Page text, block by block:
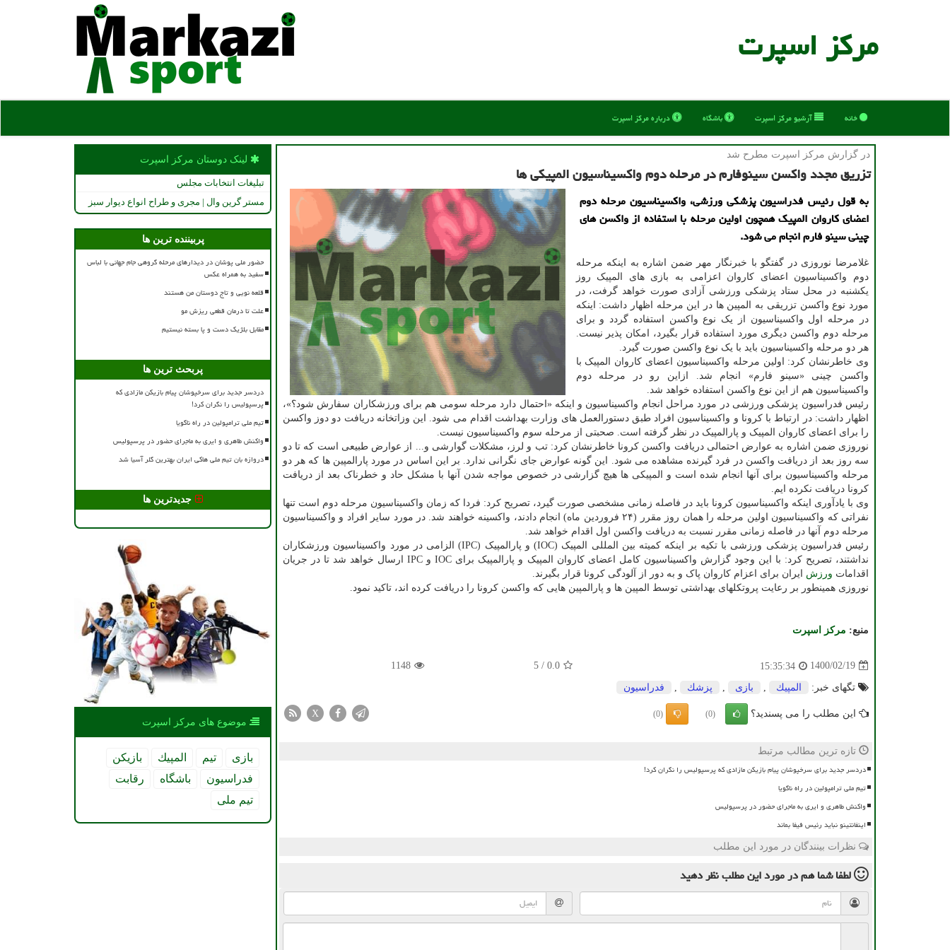
مركز اسپرت
خانه آرشیو مركز اسپرت باشگاه درباره مركز اسپرت
در گزارش مركز اسپرت مطرح شد
تزریق مجدد واكسن سینوفارم در مرحله دوم واكسیناسیون المپیكی ها
به قول رئیس فدراسیون پزشکی ورزشی، واکسیناسیون مرحله دوم
اعضای کاروان المپیک همچون اولین مرحله با استفاده از واکسن های
چینی سینو فارم انجام می شود.
غلامرضا نوروزی در گفتگو با خبرنگار مهر ضمن اشاره به اینکه مرحله
دوم واکسیناسیون اعضای کاروان اعزامی به بازی های المپیک روز
یکشنبه در محل ستاد پزشکی ورزشی آزادی صورت خواهد گرفت، در
مورد نوع واکسن تزریقی به المپین ها در این مرحله اظهار داشت: اینکه
در مرحله اول واکسیناسیون از یک نوع واکسن استفاده گردد و برای
مرحله دوم واکسن دیگری مورد استفاده قرار بگیرد، امکان پذیر نیست.
هر دو مرحله واکسیناسیون باید با یک نوع واکسن صورت گیرد.
وی خاطرنشان کرد: اولین مرحله واکسیناسیون اعضای کاروان المپیک با
واکسن چینی «سینو فارم» انجام شد. ازاین رو در مرحله دوم
واکسیناسیون هم از این نوع واکسن استفاده خواهد شد.
رئیس فدراسیون پزشکی ورزشی در مورد مراحل انجام واکسیناسیون و اینکه «احتمال دارد مرحله سومی هم برای ورزشکاران سفارش شود؟»،
اظهار داشت: در ارتباط با کرونا و واکسیناسیون افراد طبق دستورالعمل های وزارت بهداشت اقدام می شود. این وزاتخانه دریافت دو دوز واکسن
را برای اعضای کاروان المپیک و پارالمپیک در نظر گرفته است. صحبتی از مرحله سوم واکسیناسیون نیست.
نوروزی ضمن اشاره به عوارض احتمالی دریافت واکسن کرونا خاطرنشان کرد: تب و لرز، مشکلات گوارشی و... از عوارض طبیعی است که تا دو
سه روز بعد از دریافت واکسن در فرد گیرنده مشاهده می شود. این گونه عوارض جای نگرانی ندارد. بر این اساس در مورد پارالمپین ها که هر دو
مرحله واکسیناسیون برای آنها انجام شده است و المپیکی ها هیچ گزارشی در خصوص مواجه شدن آنها با مشکل حاد و خطرناک بعد از دریافت
کرونا دریافت نکرده ایم.
وی با یادآوری اینکه واکسیناسیون کرونا باید در فاصله زمانی مشخصی صورت گیرد، تصریح کرد: فردا که زمان واکسیناسیون مرحله دوم است تنها
نفراتی که واکسیناسیون اولین مرحله را همان روز مقرر (۲۴ فروردین ماه) انجام دادند، واکسینه خواهند شد. در مورد سایر افراد و واکسیناسیون
مرحله دوم آنها در فاصله زمانی مقرر نسبت به دریافت واکسن اول اقدام خواهد شد.
رئیس فدراسیون پزشکی ورزشی با تکیه بر اینکه کمیته بین المللی المپیک (IOC) و پارالمپیک (IPC) الزامی در مورد واکسیناسیون ورزشکاران
نداشتند، تصریح کرد: با این وجود گزارش واکسیناسیون کامل اعضای کاروان المپیک و پارالمپیک برای IOC و IPC ارسال خواهد شد تا در جریان
اقدامات ورزش ایران برای اعزام کاروان پاک و به دور از آلودگی کرونا قرار بگیرند.
نوروزی همینطور بر رعایت پروتکلهای بهداشتی توسط المپین ها و پارالمپین هایی که واکسن کرونا را دریافت کرده اند، تاکید نمود.
منبع: مركز اسپرت
1400/02/19
15:35:34
0.0
/
5
1148
تگهای خبر: المپیك بازی پزشك فدراسیون
این مطلب را می پسندید؟ (0)
(0)
X
تازه ترین مطالب مرتبط
دردسر جدید برای سرخپوشان پیام بازیکن مازادی که پرسپولیس را نگران کرد!
تیم ملی ترامپولین در راه ناگویا
واکنش طاهری و ایری به ماجرای حضور در پرسپولیس
اینفانتینو نباید رئیس فیفا بماند
نظرات بینندگان در مورد این مطلب
لطفا شما همدر مورد این مطلبنظر دهید
لینک دوستان مركز اسپرت
تبلیغات انتخابات مجلس
مستر گرین وال | مجری و طراح انواع دیوار سبز
پربیننده ترین ها
حضور ملی پوشان در دیدارهای مرحله گروهی جام جهانی با لباس
سفید به همراه عکس
قلعه نویی و تاج دوستان من هستند
علت تا درمان قطعی ریزش مو
مقابل بلژیک دست و پا بسته نیستیم
پربحث ترین ها
دردسر جدید برای سرخپوشان پیام بازیکن مازادی که
پرسپولیس را نگران کرد!
تیم ملی ترامپولین در راه ناگویا
واکنش طاهری و ایری به ماجرای حضور در پرسپولیس
دروازه بان تیم ملی هاکی ایران بهترین گلر آسیا شد
جدیدترین ها
موضوع های مركز اسپرت
بازی تیم المپیك
بازیكن
فدراسیون
باشگاه
رقابت
تیم ملی